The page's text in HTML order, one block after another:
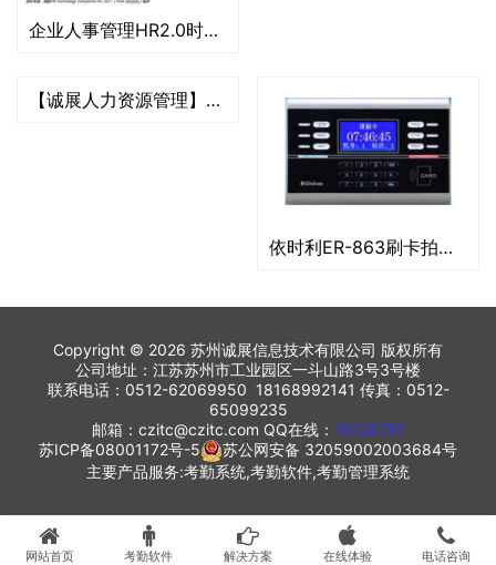
企业人事管理HR2.0时代 HR领域的SaaS服务创新
【诚展人力资源管理】劳务派遣合同的期限国家相关法律有什么特别规定？
依时利ER-863刷卡拍照考勤机
Copyright © 2026 苏州诚展信息技术有限公司 版权所有
公司地址：江苏苏州市工业园区一斗山路3号3号楼
联系电话：0512-62069950 18168992141 传真：0512-
65099235
邮箱：czitc@czitc.com QQ在线： 19128781
苏ICP备08001172号-5
苏公网安备 32059002003684号
主要产品服务:考勤系统,考勤软件,考勤管理系统
网站首页 考勤软件 解决方案 在线体验 电话咨询